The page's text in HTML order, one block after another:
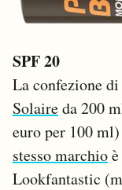
SPF 20
La confezione di
Solaireda 200
euro per 100
stesso marchio
Lookfantastic